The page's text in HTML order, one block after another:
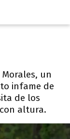
un
infame de
de los
altura.